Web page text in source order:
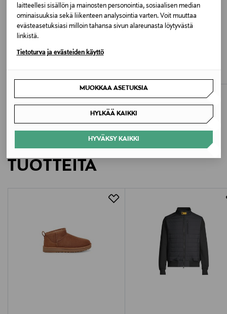
laitteellesi sisällön ja mainosten personointia, sosiaalisen median
ominaisuuksia sekä liikenteen analysointia varten. Voit muuttaa
evästeasetuksiasi milloin tahansa sivun alareunasta löytyvästä
linkistä.
Tietoturva ja evästeiden käyttö
MUOKKAA ASETUKSIA
HYLKÄÄ KAIKKI
HYVÄKSY KAIKKI
Valmistusmaa
Indonesia
Valmistajan tuotenumero
W.P. Lavori in Corso S.p.A.
W.P. Lavori in Corso S.p.A., Via Angelo Manzoni, 44,
33085 Maniago (PN), Italy
customer.care@parajumpers.it
Avainsanat
untuvatakki, kevyttoppatakki, miesten takki,
MOOSE KNUCKLES
LISÄÄ KIINNOSTAVIA
TUOTTEITA